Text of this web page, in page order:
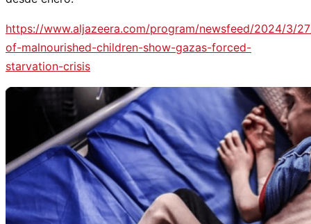
https://www.aljazeera.com/program/newsfeed/2024/3/
of-malnourished-children-show-gazas-forced-
starvation-crisis